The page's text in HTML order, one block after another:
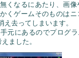
くなるにあたり、画
くゲームそのものは
去ってしまいます。
元にあるのでプログ
ました。